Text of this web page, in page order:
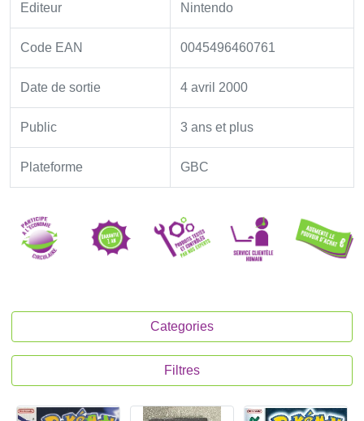
Editeur Nintendo
Code EAN 0045496460761
Date de sortie 4 avril 2000
Public 3 ans et plus
Plateforme GBC
Categories
Filtres